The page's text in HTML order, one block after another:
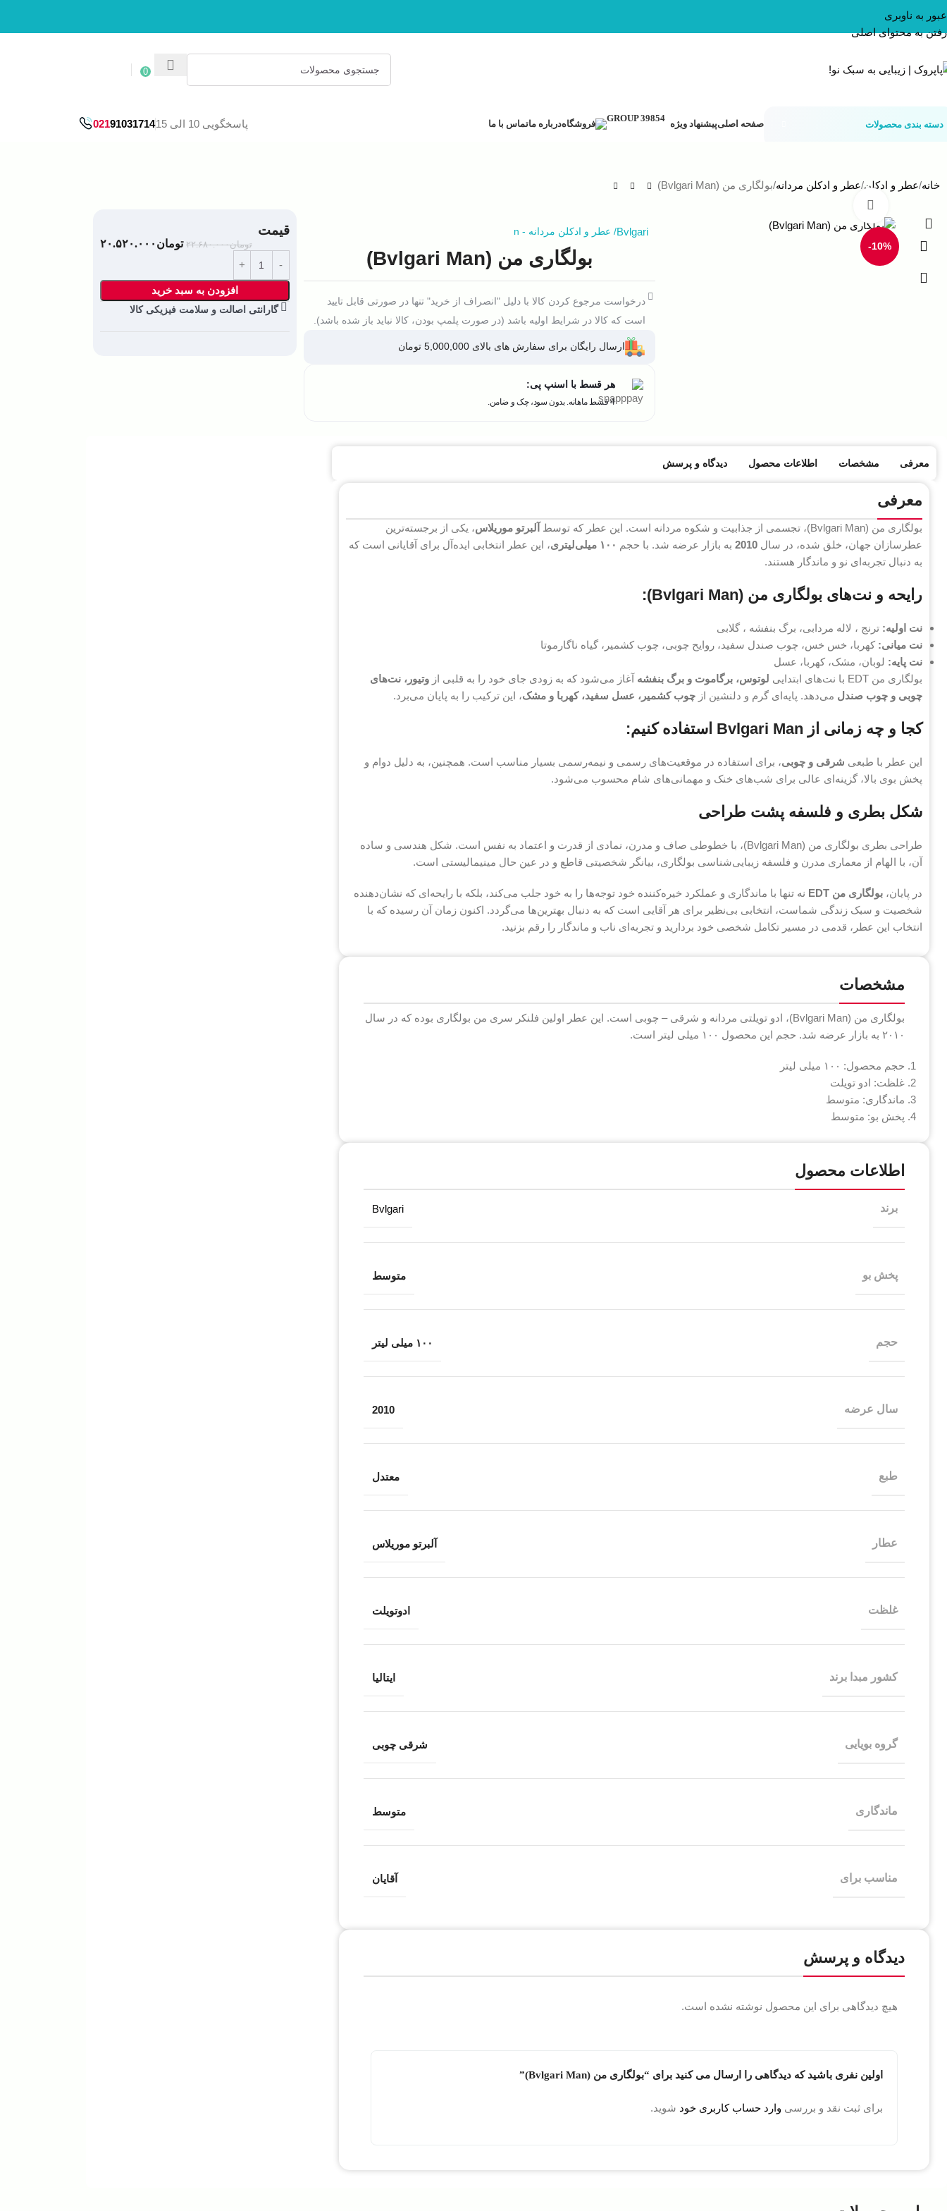
عبور به ناوبری
رفتن به محتوای اصلی
0
دسته بندی محصولات صفحه اصلیپیشنهاد ویژه فروشگاهدرباره ماتماس با ما پاسخگویی 10 الی 15 02191031714
خانه عطر و ادکلن عطر و ادکلن مردانه بولگاری من (Bvlgari Man)
-10%
Bvlgari
/ عطر و ادکلن مردانه -
n
بولگاری من (Bvlgari Man)
درخواست مرجوع کردن کالا با دلیل "انصراف از خرید" تنها در صورتی قابل تایید
است که کالا در شرایط اولیه باشد (در صورت پلمپ بودن، کالا نباید باز شده باشد).
ارسال رایگان برای سفارش های بالای 5,000,000 تومان
هر قسط با اسنپ پی:
4 قسط ماهانه. بدون سود، چک و ضامن.
قیمت
تومان۲۲.۶۸۰.۰۰۰ تومان ۲۰.۵۲۰.۰۰۰
افزودن به سبد خرید
گارانتی اصالت و سلامت فیزیکی کالا
معرفی مشخصات اطلاعات محصول دیدگاه و پرسش
معرفی
بولگاری من (Bvlgari Man)، تجسمی از جذابیت و شکوه مردانه است. این عطر که توسط آلبرتو موریلاس، یکی از برجسته‌ترین
عطرسازان جهان، خلق شده، در سال 2010 به بازار عرضه شد. با حجم‌
، این عطر انتخابی ایده‌آل برای آقایانی است که
به دنبال تجربه‌ای نو و ماندگار هستند.
رایحه و نت‌های بولگاری من (Bvlgari Man):
نت اولیه: ترنج ، لاله مردابی، برگ بنفشه ، گلابی
نت میانی: کهربا، خس خس، چوب صندل سفید، روایح چوبی، چوب کشمیر، گیاه ناگارموتا
نت پایه: لوبان، مشک، کهربا، عسل
بولگاری من EDT با نت‌های ابتدایی
لوتوس، برگاموت و برگ بنفشه آغاز می‌شود که به زودی جای خود را به قلبی از وتیور، نت‌های
چوبی و چوب صندل می‌دهد. پایه‌ای گرم و دلنشین از چوب کشمیر، عسل سفید، کهربا و مشک، این ترکیب را به پایان می‌برد.
کجا و چه زمانی از Bvlgari Man استفاده کنیم:
این عطر با طبعی شرقی و چوبی، برای استفاده در موقعیت‌های رسمی و نیمه‌رسمی بسیار مناسب است. همچنین، به دلیل دوام و
پخش بوی بالا، گزینه‌ای عالی برای شب‌های خنک و مهمانی‌های شام محسوب می‌شود.
شکل بطری و فلسفه پشت طراحی
طراحی بطری بولگاری من (Bvlgari Man)، با خطوطی صاف و مدرن، نمادی از قدرت و اعتماد به نفس است. شکل هندسی و ساده
آن، با الهام از معماری مدرن و فلسفه زیبایی‌شناسی بولگاری، بیانگر شخصیتی قاطع و در عین حال مینیمالیستی است.
در پایان، بولگاری من EDT
نه تنها با ماندگاری و عملکرد خیره‌کننده خود توجه‌ها را به خود جلب می‌کند، بلکه با رایحه‌ای که نشان‌دهنده
شخصیت و سبک زندگی شماست، انتخابی بی‌نظیر برای هر آقایی است که به دنبال بهترین‌ها می‌گردد. اکنون زمان آن رسیده که با
انتخاب این عطر، قدمی در مسیر تکامل شخصی خود بردارید و تجربه‌ای ناب و ماندگار را رقم بزنید.
مشخصات
بولگاری من (Bvlgari Man)، ادو تویلتی مردانه و شرقی – چوبی است. این عطر اولین فلنکر سری من بولگاری بوده که در سال
۲۰۱۰ به بازار عرضه شد. حجم این محصول ۱۰۰ میلی لیتر است.
حجم محصول: ۱۰۰ میلی لیتر
غلظت: ادو تویلت
ماندگاری: متوسط
پخش بو: متوسط
اطلاعات محصول
برند Bvlgari
پخش بو متوسط
حجم ۱۰۰ میلی لیتر
سال عرضه 2010
طبع معتدل
عطار آلبرتو موریلاس
غلظت ادوتویلت
کشور مبدا برند ایتالیا
گروه بویایی شرقی چوبی
ماندگاری متوسط
مناسب برای آقایان
دیدگاه و پرسش
هیچ دیدگاهی برای این محصول نوشته نشده است.
اولین نفری باشید که دیدگاهی را ارسال می کنید برای “بولگاری من (Bvlgari Man)”
برای ثبت نقد و بررسی وارد حساب کاربری خود شوید.